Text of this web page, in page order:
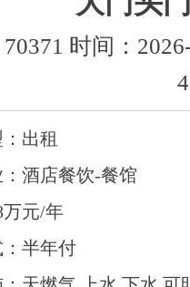
时间：
出租
酒店餐饮-餐馆
元/年
半年付